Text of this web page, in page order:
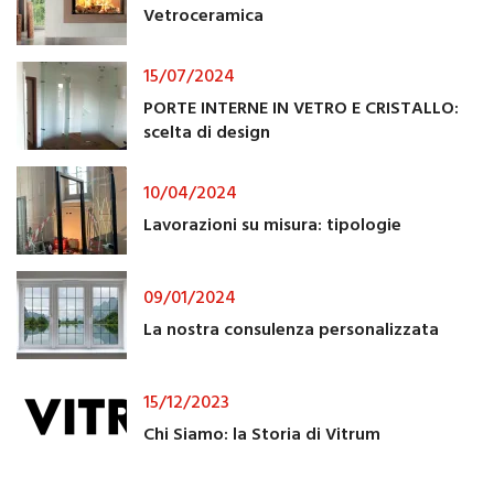
Vetroceramica
15/07/2024
PORTE INTERNE IN VETRO E CRISTALLO:
scelta di design
10/04/2024
Lavorazioni su misura: tipologie
09/01/2024
La nostra consulenza personalizzata
15/12/2023
Chi Siamo: la Storia di Vitrum